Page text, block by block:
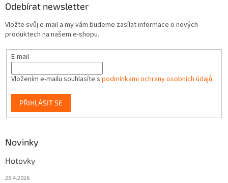
Odebírat newsletter
Vložte svůj e-mail a my vám budeme zasílat informace o nových
produktech na našem e-shopu.
E-mail
Vložením e-mailu souhlasíte s podmínkami ochrany osobních údajů
PŘIHLÁSIT SE
Novinky
Hotovky
23.4.2026